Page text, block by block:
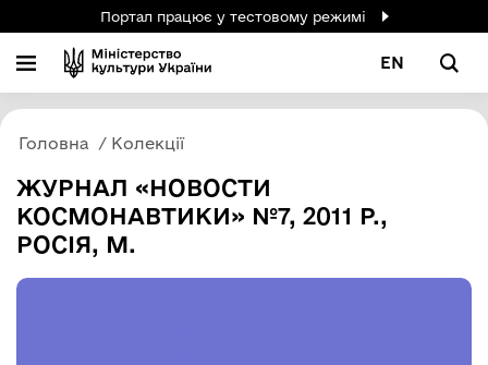
Портал працює у тестовому режимі
EN
Головна Колекції
ЖУРНАЛ «НОВОСТИ
КОСМОНАВТИКИ» №7, 2011 Р.,
РОСІЯ, М.